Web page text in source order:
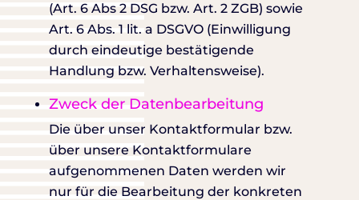
(Art. 6 Abs 2 DSG bzw. Art. 2 ZGB) sowie
Art. 6 Abs. 1 lit. a DSGVO (Einwilligung
durch eindeutige bestätigende
Handlung bzw. Verhaltensweise).
Zweck der Datenbearbeitung
Die über unser Kontaktformular bzw.
über unsere Kontaktformulare
aufgenommenen Daten werden wir
nur für die Bearbeitung der konkreten